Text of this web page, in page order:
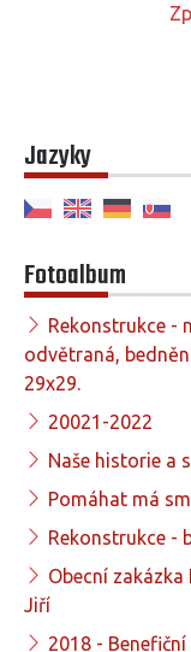
Jazyky
Fotoalbum
Rekonstrukce -
odvětraná,
29x29.
20021-2022
Naše historie a
Pomáhat má
Rekonstrukce -
Obecní
Jiří
2018 -